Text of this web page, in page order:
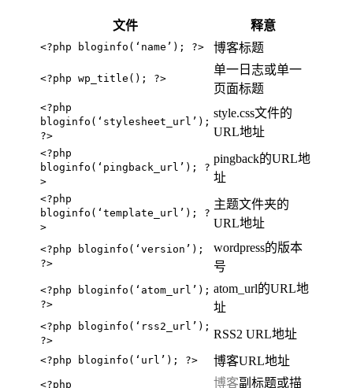
文件 释意
<?php bloginfo(‘name’); ?> 博客标题
<?php wp_title(); ?>
单一日志或单一
页面标题
<?php
bloginfo(‘stylesheet_url’);
?>
style.css文件的
URL地址
<?php
bloginfo(‘pingback_url’); ?
>
pingback的URL地
址
<?php
bloginfo(‘template_url’); ?
>
主题文件夹的
URL地址
<?php bloginfo(‘version’);
?>
wordpress的版本
号
<?php bloginfo(‘atom_url’);
?>
atom_url的URL地
址
<?php bloginfo(‘rss2_url’);
?>
RSS2 URL地址
<?php bloginfo(‘url’); ?> 博客URL地址
<?php 博客副标题或描